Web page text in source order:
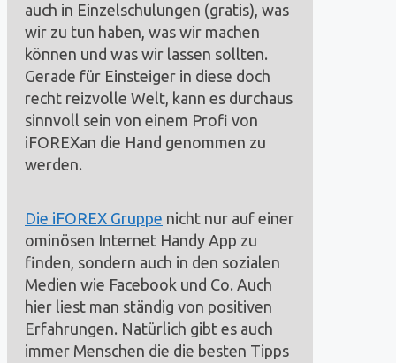
auch in Einzelschulungen (gratis), was
wir zu tun haben, was wir machen
können und was wir lassen sollten.
Gerade für Einsteiger in diese doch
recht reizvolle Welt, kann es durchaus
sinnvoll sein von einem Profi von
iFOREXan die Hand genommen zu
werden.
Die iFOREX Gruppe nicht nur auf einer
ominösen Internet Handy App zu
finden, sondern auch in den sozialen
Medien wie Facebook und Co. Auch
hier liest man ständig von positiven
Erfahrungen. Natürlich gibt es auch
immer Menschen die die besten Tipps